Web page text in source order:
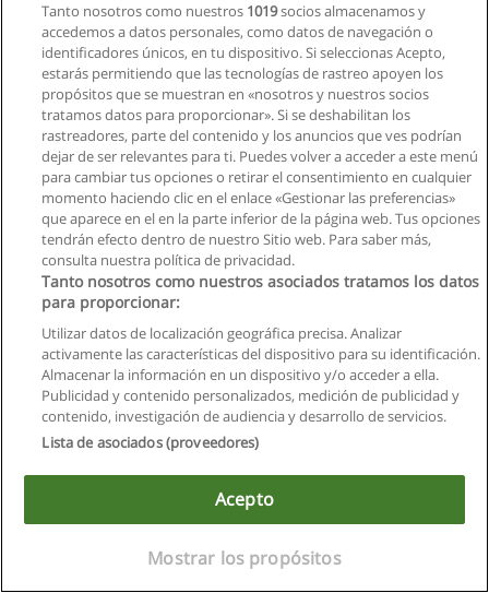
Impartido en:
Latacunga
Solicita información
Privacidad de datos
Contactar con Educaedu
Copyright © Educaedu Business S.L. - CIF : B-95610580: -
Tanto nosotros como nuestros 1019socios almacenamos y
accedemos a datos personales, como datos de navegación o
identificadores únicos, en tu dispositivo. Si seleccionas Acepto,
estarás permitiendo que las tecnologías de rastreo apoyen los
propósitos que se muestran en «nosotros y nuestros socios
tratamos datos para proporcionar». Si se deshabilitan los
rastreadores, parte del contenido y los anuncios que ves podrían
dejar de ser relevantes para ti. Puedes volver a acceder a este menú
para cambiar tus opciones o retirar el consentimiento en cualquier
momento haciendo clic en el enlace «Gestionar las preferencias»
que aparece en el en la parte inferior de la página web. Tus opciones
tendrán efecto dentro de nuestro Sitio web. Para saber más,
consulta nuestra política de privacidad.
Tanto nosotros como nuestros asociados tratamos los datos
para proporcionar:
Utilizar datos de localización geográfica precisa. Analizar
activamente las características del dispositivo para su identificación.
Almacenar la información en un dispositivo y/o acceder a ella.
Publicidad y contenido personalizados, medición de publicidad y
contenido, investigación de audiencia y desarrollo de servicios.
Lista de asociados (proveedores)
Acepto
Mostrar los propósitos